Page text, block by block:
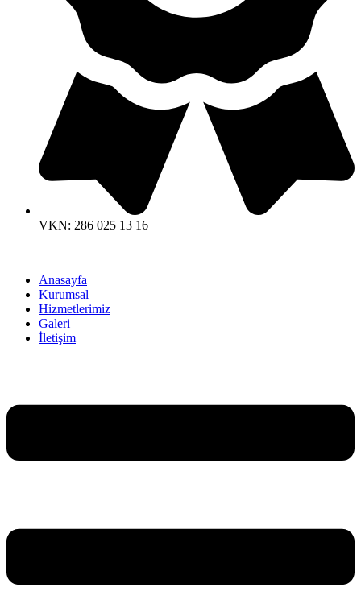
VKN: 286 025 13 16
Anasayfa
Kurumsal
Hizmetlerimiz
Galeri
İletişim